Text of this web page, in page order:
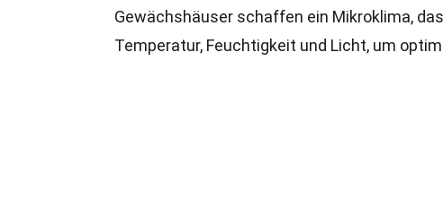
Gewächshäuser schaffen ein Mikroklima,
Temperatur, Feuchtigkeit und Licht, um